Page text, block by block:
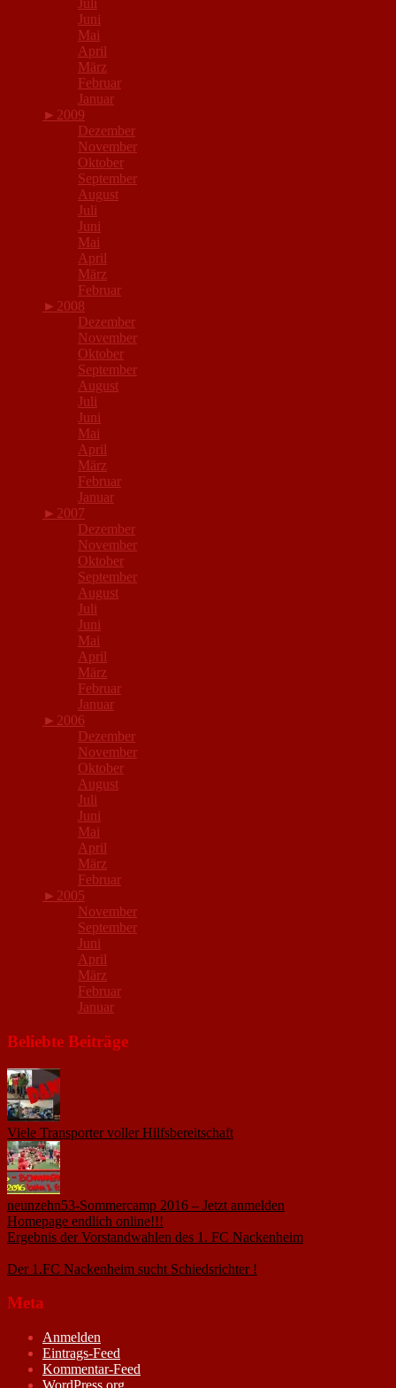
Juli
Juni
Mai
April
März
Februar
Januar
► 2009
Dezember
November
Oktober
September
August
Juli
Juni
Mai
April
März
Februar
► 2008
Dezember
November
Oktober
September
August
Juli
Juni
Mai
April
März
Februar
Januar
► 2007
Dezember
November
Oktober
September
August
Juli
Juni
Mai
April
März
Februar
Januar
► 2006
Dezember
November
Oktober
August
Juli
Juni
Mai
April
März
Februar
► 2005
November
September
Juni
April
März
Februar
Januar
Beliebte Beiträge
Viele Transporter voller Hilfsbereitschaft
neunzehn53-Sommercamp 2016 – Jetzt anmelden
Homepage endlich online!!!
Ergebnis der Vorstandwahlen des 1. FC Nackenheim
Der 1.FC Nackenheim sucht Schiedsrichter !
Meta
Anmelden
Eintrags-Feed
Kommentar-Feed
WordPress.org